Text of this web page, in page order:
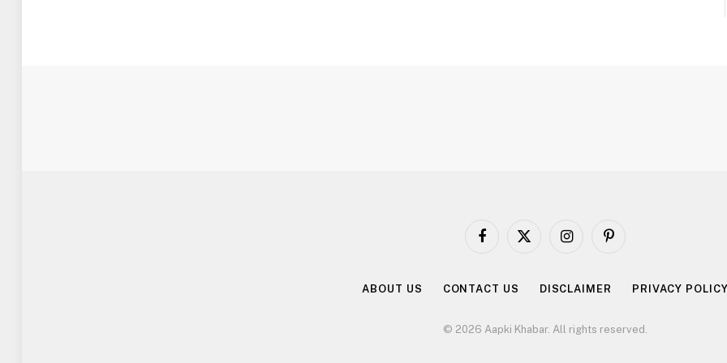
Facebook
X
InstagramPinterest
ABOUT US CONTACT US DISCLAIMER PRIVACY
© 2026 Aapki Khabar. All rights reserved.